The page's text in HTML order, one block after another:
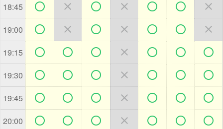
18:45       
19:00       
19:15       
19:30       
19:45       
20:00       